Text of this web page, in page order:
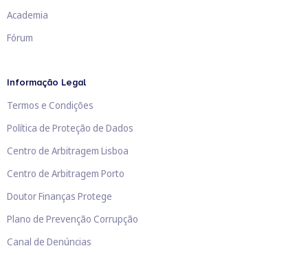
Academia
Fórum
Informação Legal
Termos e Condições
Política de Proteção de Dados
Centro de Arbitragem Lisboa
Centro de Arbitragem Porto
Doutor Finanças Protege
Plano de Prevenção Corrupção
Canal de Denúncias